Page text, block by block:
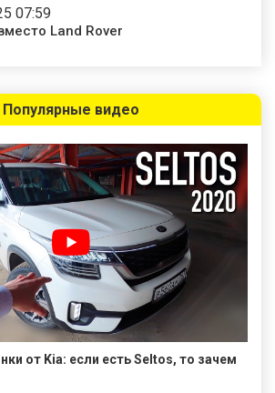
07:59
Land Rover
Популярные видео
от Kia: если есть Seltos, то зачем